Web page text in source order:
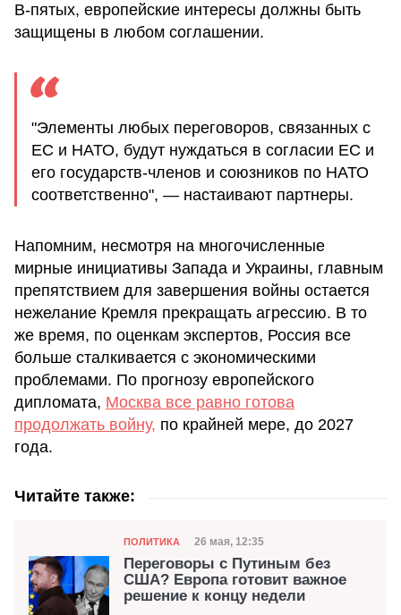
В-пятых, европейские интересы должны быть
защищены в любом соглашении.
"Элементы любых переговоров, связанных с
ЕС и НАТО, будут нуждаться в согласии ЕС и
его государств-членов и союзников по НАТО
соответственно", — настаивают партнеры.
Напомним, несмотря на многочисленные
мирные инициативы Запада и Украины, главным
препятствием для завершения войны остается
нежелание Кремля прекращать агрессию. В то
же время, по оценкам экспертов, Россия все
больше сталкивается с экономическими
проблемами. По прогнозу европейского
дипломата, Москва все равно готова
продолжать войну, по крайней мере, до 2027
года.
Читайте также:
Категория
ПОЛИТИКА Дата публикации
26 мая, 12:35
Переговоры с Путиным без
США? Европа готовит важное
решение к концу недели